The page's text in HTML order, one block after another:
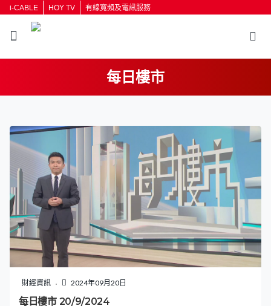
i-CABLE HOY TV 有線寬頻及電訊服務
每日樓市
按輸入鍵開始搜尋
財經資訊 2024年09月20日
每日樓市 20/9/2024